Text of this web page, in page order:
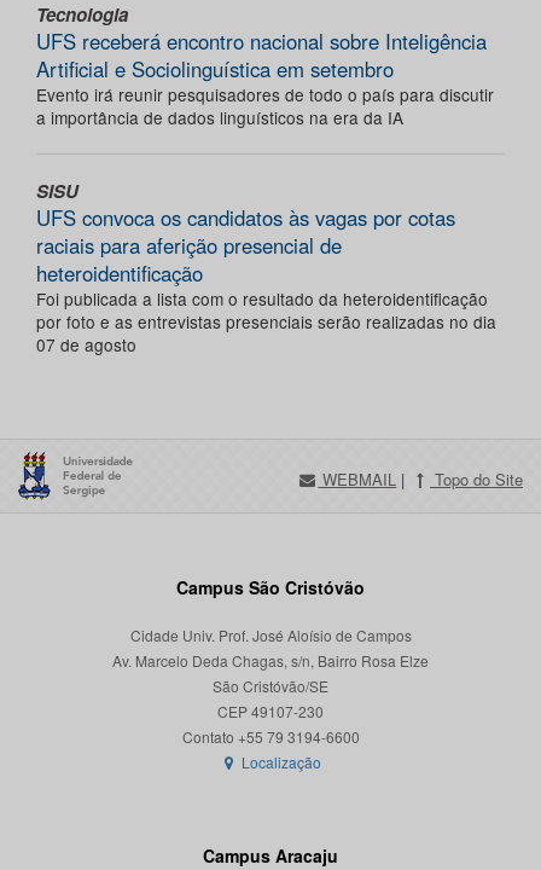
Tecnologia
UFS receberá encontro nacional sobre Inteligência
Artificial e Sociolinguística em setembro
Evento irá reunir pesquisadores de todo o país para discutir
a importância de dados linguísticos na era da IA
SISU
UFS convoca os candidatos às vagas por cotas
raciais para aferição presencial de
heteroidentificação
Foi publicada a lista com o resultado da heteroidentificação
por foto e as entrevistas presenciais serão realizadas no dia
07 de agosto
WEBMAIL | Topo do Site
Campus São Cristóvão
Cidade Univ. Prof. José Aloísio de Campos
Av. Marcelo Deda Chagas, s/n, Bairro Rosa Elze
São Cristóvão/SE
CEP 49107-230
Localização
Campus Aracaju